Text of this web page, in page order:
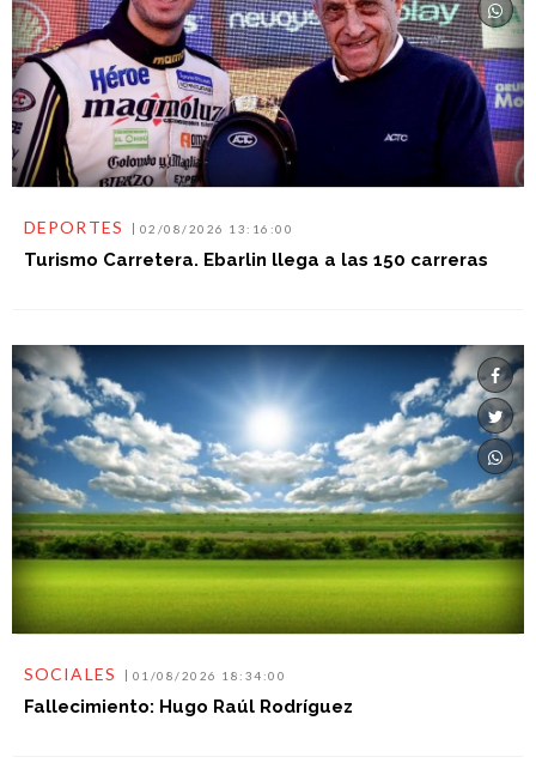
DEPORTES 02/08/2026 13:16:00
Turismo Carretera. Ebarlin llega a las 150 carreras
SOCIALES 01/08/2026 18:34:00
Fallecimiento: Hugo Raúl Rodríguez